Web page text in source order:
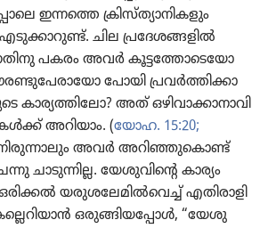
ഇന്നത്തെ ക്രിസ്‌ത്യാ​നി​ക​ളും
ചില പ്രദേ​ശ​ങ്ങ​ളിൽ
പകരം അവർ കൂട്ട​ത്തോ​ടെ​യോ
പോയി പ്രവർത്തി​ക്കാ​
കാര്യ​ത്തി​ലോ? അത്‌ ഒഴിവാ​ക്കാ​നാ​വി​
അറിയാം. (യോഹ. 15:20;
അവർ അറിഞ്ഞു​കൊണ്ട്‌
ചാടു​ന്നില്ല. യേശു​വി​ന്റെ കാര്യം​
യരുശ​ലേ​മിൽവെച്ച്‌ എതിരാ​ളി​
ഒരുങ്ങി​യ​പ്പോൾ, “യേശു